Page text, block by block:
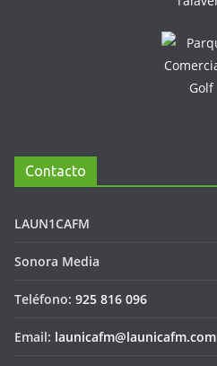
Contacto
LAUN1CAFM
Sonora Media
Teléfono: 925 816 096
Email: launicafm@launicafm.com